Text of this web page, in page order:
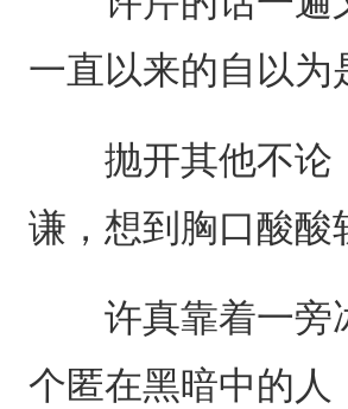
一直以来的自以为
抛开其他不论，
谦，想到胸口酸酸
许真靠着一旁冰
个匿在黑暗中的人